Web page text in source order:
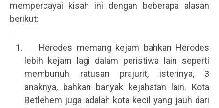
mempercayai kisah ini dengan beberapa alasan
berikut:
.
. . .Herodes memang kejam bahkan Herodes
lebih kejam lagi dalam peristiwa lain seperti
membunuh ratusan prajurit, isterinya, 3
anaknya, bahkan banyak kejahatan lain. Kota
Betlehem juga adalah kota kecil yang jauh dari